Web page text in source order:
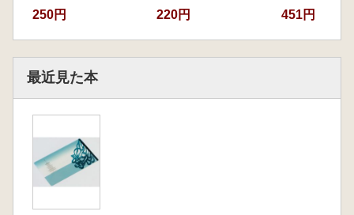
250円 220円 451円
最近見た本